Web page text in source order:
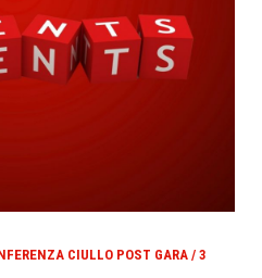
CIULLO POST GARA / 3